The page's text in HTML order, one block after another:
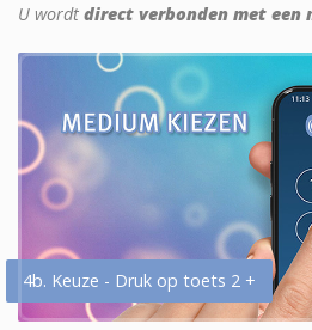
U wordt direct verbonden met een
4b. Keuze - Druk op toets 2 +